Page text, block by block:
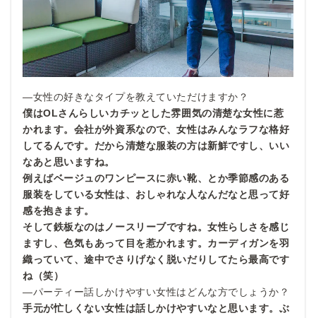
—女性の好きなタイプを教えていただけますか？
僕はOLさんらしいカチッとした雰囲気の清楚な女性に惹
かれます。会社が外資系なので、女性はみんなラフな格好
してるんです。だから清楚な服装の方は新鮮ですし、いい
なあと思いますね。
例えばベージュのワンピースに赤い靴、とか季節感のある
服装をしている女性は、おしゃれな人なんだなと思って好
感を抱きます。
そして鉄板なのはノースリーブですね。女性らしさを感じ
ますし、色気もあって目を惹かれます。カーディガンを羽
織っていて、途中でさりげなく脱いだりしてたら最高です
ね（笑）
—パーティー話しかけやすい女性はどんな方でしょうか？
手元が忙しくない女性は話しかけやすいなと思います。ぶ